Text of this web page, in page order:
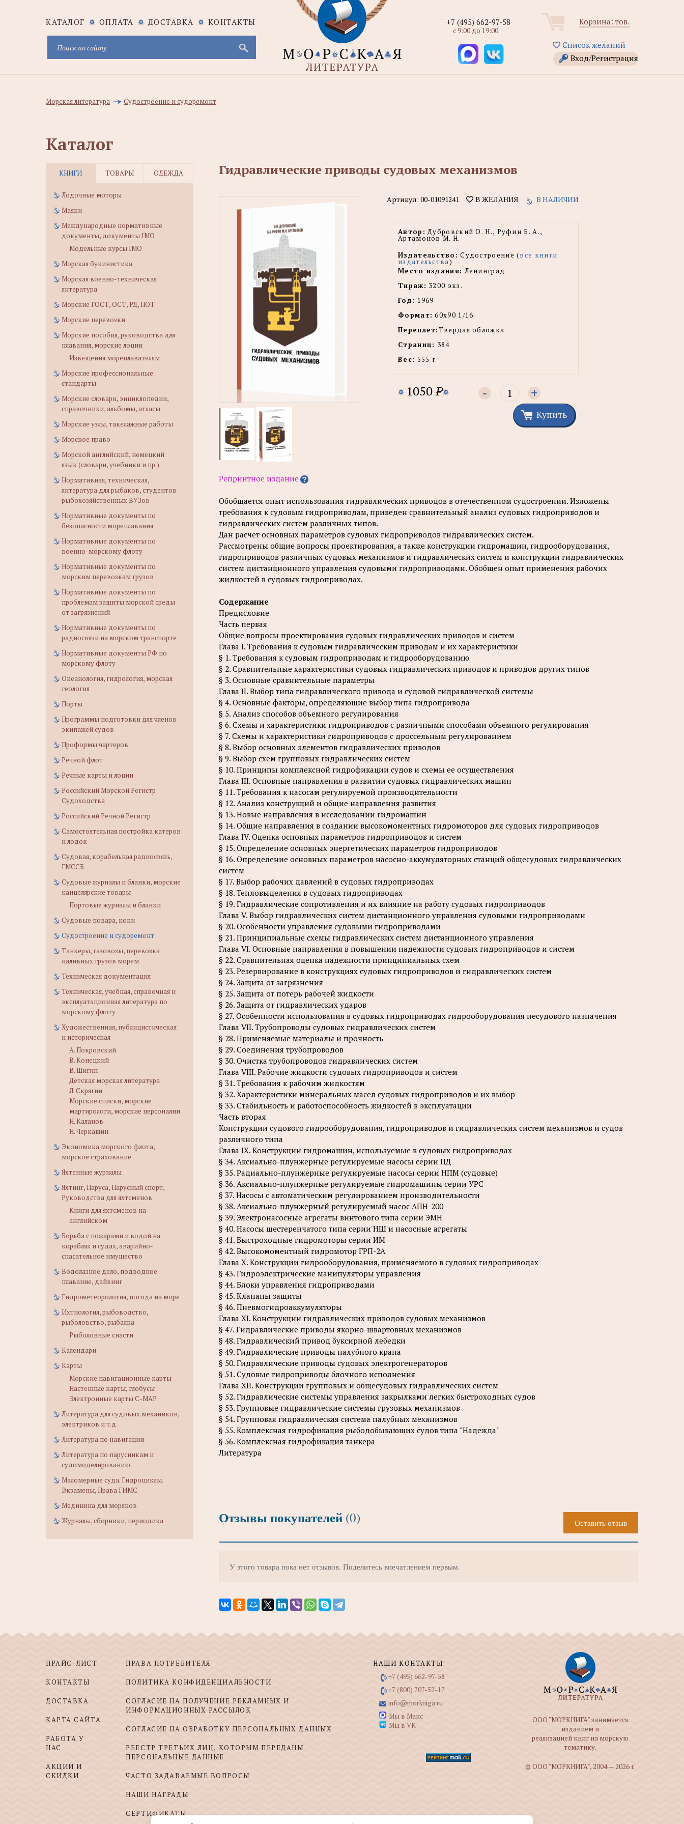
КАТАЛОГ ОПЛАТА ДОСТАВКА КОНТАКТЫ Корзина: тов.
Список желаний
Вход/Регистрация
+7 (495) 662-97-58
с 9:00 до 19:00
Морская литература Судостроение и судоремонт
Каталог
КНИГИ ТОВАРЫ ОДЕЖДА
Лодочные моторы
Маяки
Международные нормативные
документы, документы IMO
Модельные курсы IMO
Морская букинистика
Морская военно-техническая
литература
Морские ГОСТ, ОСТ, РД, ПОТ
Морские перевозки
Морские пособия, руководства для
плавания, морские лоции
Извещения мореплавателям
Морские профессиональные
стандарты
Морские словари, энциклопедии,
справочники, альбомы, атласы
Морские узлы, такелажные работы
Морское право
Морской английский, немецкий
язык (словари, учебники и пр.)
Нормативная, техническая,
литература для рыбаков, студентов
рыбохозяйственных ВУЗов
Нормативные документы по
безопасности мореплавания
Нормативные документы по
военно-морскому флоту
Нормативные документы по
морским перевозкам грузов
Нормативные документы по
проблемам защиты морской среды
от загрязнений
Нормативные документы по
радиосвязи на морском транспорте
Нормативные документы РФ по
морскому флоту
Океанология, гидрология, морская
геология
Порты
Программы подготовки для членов
экипажей судов
Проформы чартеров
Речной флот
Речные карты и лоции
Российский Морской Регистр
Судоходства
Российский Речной Регистр
Самостоятельная постройка катеров
и лодок
Судовая, корабельная радиосвязь,
ГМССБ
Судовые журналы и бланки, морские
канцелярские товары
Портовые журналы и бланки
Судовые повара, коки
Судостроение и судоремонт
Танкеры, газовозы, перевозка
наливных грузов морем
Техническая документация
Техническая, учебная, справочная и
эксплуатационная литература по
морскому флоту
Художественная, публицистическая
и историческая
А. Покровский
В. Конецкий
В. Шигин
Детская морская литература
Л. Скрягин
Морские списки, морские
мартирологи, морские персоналии
Н. Каланов
Н. Черкашин
Экономика морского флота,
морское страхование
Яхтенные журналы
Яхтинг, Паруса, Парусный спорт,
Руководства для яхтсменов
Книги для яхтсменов на
английском
Борьба с пожарами и водой на
кораблях и судах, аварийно-
спасательное имущество
Водолазное дело, подводное
плавание, дайвинг
Гидрометеорология, погода на море
Ихтиология, рыбоводство,
рыболовство, рыбалка
Рыболовные снасти
Календари
Карты
Морские навигационные карты
Настенные карты, глобусы
Электронные карты C-MAP
Литература для судовых механиков,
электриков и т.д
Литература по навигации
Литература по парусникам и
судомоделированию
Маломерные суда. Гидроциклы.
Экзамены, Права ГИМС
Медицина для моряков
Журналы, сборники, периодика
Гидравлические приводы судовых механизмов
Артикул: 00-01091241 В ЖЕЛАНИЯ В НАЛИЧИИ
Автор: Дубровский О. Н., Руфин Б. А.,
Артамонов М. Н.
Издательство: Судостроение (все книги
издательства)
Место издания: Ленинград
Тираж: 3200 экз.
Год: 1969
Формат: 60х90 1/16
Переплет:Твердая обложка
Страниц: 384
Вес: 555 г
1050P - +
Купить
Репринтное издание
Обобщается опыт использования гидравлических приводов в отечественном судостроении. Изложены
требования к судовым гидроприводам, приведен сравнительный анализ судовых гидроприводов и
гидравлических систем различных типов.
Дан расчет основных параметров судовых гидроприводов гидравлических систем.
Рассмотрены общие вопросы проектирования, а также конструкции гидромашин, гидрооборудования,
гидроприводов различных судовых механизмов и гидравлических систем и конструкции гидравлических
систем дистанционного управления судовыми гидроприводами. Обобщен опыт применения рабочих
жидкостей в судовых гидроприводах.
Содержание
Предисловие
Часть первая
Общие вопросы проектирования судовых гидравлических приводов и систем
Глава I. Требования к судовым гидравлическим приводам и их характеристики
§ 1. Требования к судовым гидроприводам и гидрооборудованию
§ 2. Сравнительные характеристики судовых гидравлических приводов и приводов других типов
§ 3. Основные сравнительные параметры
Глава II. Выбор типа гидравлического привода и судовой гидравлической системы
§ 4. Основные факторы, определяющие выбор типа гидропривода
§ 5. Анализ способов объемного регулирования
§ 6. Схемы и характеристики гидроприводов с различными способами объемного регулирования
§ 7. Схемы и характеристики гидроприводов с дроссельным регулированием
§ 8. Выбор основных элементов гидравлических приводов
§ 9. Выбор схем групповых гидравлических систем
§ 10. Принципы комплексной гидрофикации судов и схемы ее осуществления
Глава III. Основные направления в развитии судовых гидравлических машин
§ 11. Требования к насосам регулируемой производительности
§ 12. Анализ конструкций и общие направления развития
§ 13. Новые направления в исследовании гидромашин
§ 14. Общие направления в создании высокомоментных гидромоторов для судовых гидроприводов
Глава IV. Оценка основных параметров гидроприводов и систем
§ 15. Определение основных энергетических параметров гидроприводов
§ 16. Определение основных параметров насосно-аккумуляторных станций общесудовых гидравлических
систем
§ 17. Выбор рабочих давлений в судовых гидроприводах
§ 18. Тепловыделения в судовых гидроприводах
§ 19. Гидравлические сопротивления и их влияние на работу судовых гидроприводов
Глава V. Выбор гидравлических систем дистанционного управления судовыми гидроприводами
§ 20. Особенности управления судовыми гидроприводами
§ 21. Принципиальные схемы гидравлических систем дистанционного управления
Глава VI. Основные направления в повышении надежности судовых гидроприводов и систем
§ 22. Сравнительная оценка надежности принципиальных схем
§ 23. Резервирование в конструкциях судовых гидроприводов и гидравлических систем
§ 24. Защита от загрязнения
§ 25. Защита от потерь рабочей жидкости
§ 26. Защита от гидравлических ударов
§ 27. Особенности использования в судовых гидроприводах гидрооборудования несудового назначения
Глава VII. Трубопроводы судовых гидравлических систем
§ 28. Применяемые материалы и прочность
§ 29. Соединения трубопроводов
§ 30. Очистка трубопроводов гидравлических систем
Глава VIII. Рабочие жидкости судовых гидроприводов и систем
§ 31. Требования к рабочим жидкостям
§ 32. Характеристики минеральных масел судовых гидроприводов и их выбор
§ 33. Стабильность и работоспособность жидкостей в эксплуатации
Часть вторая
Конструкции судового гидрооборудования, гидроприводов и гидравлических систем механизмов и судов
различного типа
Глава IX. Конструкции гидромашин, используемые в судовых гидроприводах
§ 34. Аксиально-плунжерные регулируемые насосы серии ПД
§ 35. Радиально-плунжерные регулируемые насосы серии НПМ (судовые)
§ 36. Аксиально-плунжерные регулируемые гидромашины серии УРС
§ 37. Насосы с автоматическим регулированием производительности
§ 38. Аксиально-плунжерный регулируемый насос АПН-200
§ 39. Электронасосные агрегаты винтового типа серии ЭМН
§ 40. Насосы шестеренчатого типа серии НШ и насосные агрегаты
§ 41. Быстроходные гидромоторы серии ИМ
§ 42. Высокомоментный гидромотор ГРП-2А
Глава X. Конструкции гидрооборудования, применяемого в судовых гидроприводах
§ 43. Гидроэлектрические манипуляторы управления
§ 44. Блоки управления гидроприводами
§ 45. Клапаны защиты
§ 46. Пневмогидроаккумуляторы
Глава XI. Конструкции гидравлических приводов судовых механизмов
§ 47. Гидравлические приводы якорно-швартовных механизмов
§ 48. Гидравлический привод буксирной лебедки
§ 49. Гидравлические приводы палубного крана
§ 50. Гидравлические приводы судовых электрогенераторов
§ 51. Судовые гидроприводы блочного исполнения
Глава XII. Конструкции групповых и общесудовых гидравлических систем
§ 52. Гидравлические системы управления закрылками легких быстроходных судов
§ 53. Групповые гидравлические системы грузовых механизмов
§ 54. Групповая гидравлическая система палубных механизмов
§ 55. Комплексная гидрофикация рыбодобывающих судов типа "Надежда"
§ 56. Комплексная гидрофикация танкера
Литература
Отзывы покупателей (0) Оставить отзыв
У этого товара пока нет отзывов. Поделитесь впечатлением первым.
ПРАЙС-ЛИСТ
КОНТАКТЫ
ДОСТАВКА
КАРТА САЙТА
РАБОТА У
НАС
АКЦИИ И
СКИДКИ
ПРАВА ПОТРЕБИТЕЛЯ
ПОЛИТИКА КОНФИДЕНЦИАЛЬНОСТИ
СОГЛАСИЕ НА ПОЛУЧЕНИЕ РЕКЛАМНЫХ И
ИНФОРМАЦИОННЫХ РАССЫЛОК
СОГЛАСИЕ НА ОБРАБОТКУ ПЕРСОНАЛЬНЫХ ДАННЫХ
РЕЕСТР ТРЕТЬИХ ЛИЦ, КОТОРЫМ ПЕРЕДАНЫ
ПЕРСОНАЛЬНЫЕ ДАННЫЕ
ЧАСТО ЗАДАВАЕМЫЕ ВОПРОСЫ
НАШИ НАГРАДЫ
СЕРТИФИКАТЫ
НАШИ КОНТАКТЫ:
+7 (495) 662-97-58
+7 (800) 707-52-17
info@morkniga.ru
Мы в Макс
Мы в VK
ООО "МОРКНИГА" занимается
изданием и
реализацией книг на морскую
тематику.
© ООО "МОРКНИГА", 2004 — 2026 г.